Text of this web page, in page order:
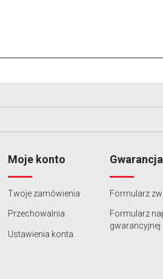
Moje konto
Twoje zamówienia
Przechowalnia
Ustawienia konta
Formularz
Formularz
gwarancyjnej